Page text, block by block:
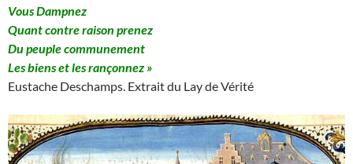
Vous Dampnez
Quant contre raison prenez
Du peuple communement
Les biens et les rançonnez »
Eustache Deschamps. Extrait du Lay de Vérité